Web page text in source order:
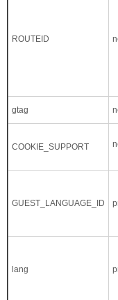
ROUTEID
gtag
COOKIE_SUPPORT
GUEST_LANGUAGE_ID
lang